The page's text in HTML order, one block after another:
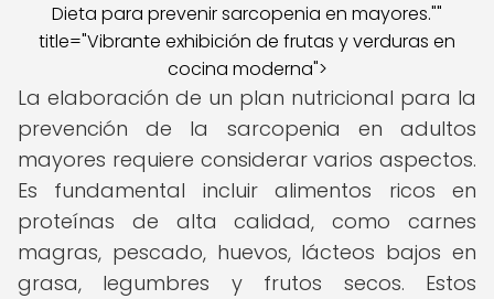
Dieta para prevenir sarcopenia en mayores.""
title="Vibrante exhibición de frutas y verduras en
cocina moderna">
La elaboración de un plan nutricional para la
prevención de la sarcopenia en adultos
mayores requiere considerar varios aspectos.
Es fundamental incluir alimentos ricos en
proteínas de alta calidad, como carnes
magras, pescado, huevos, lácteos bajos en
grasa, legumbres y frutos secos. Estos